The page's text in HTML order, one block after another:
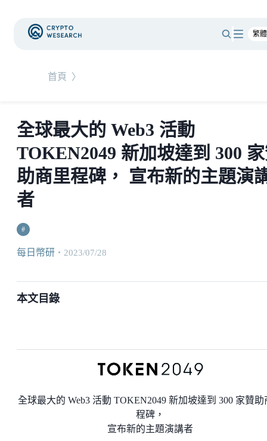
首頁 〉
全球最大的 Web3 活動
TOKEN2049 新加坡達到 300
助商里程碑， 宣布新的主題演
者
#
每日幣研 ・ 2023/07/28
本文目錄
全球最大的 Web3 活動 TOKEN2049 新加坡達到 300 家贊助
程碑，
宣布新的主題演講者